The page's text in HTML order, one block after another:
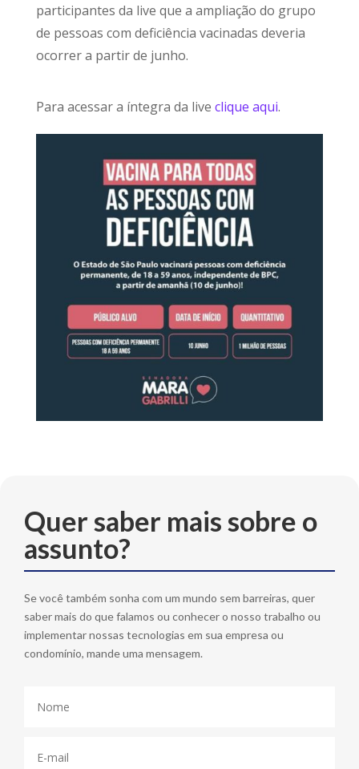
participantes da live que a ampliação do grupo
de pessoas com deficiência vacinadas deveria
ocorrer a partir de junho.
Para acessar a íntegra da live clique aqui.
Quer saber mais sobre o
assunto?
Se você também sonha com um mundo sem barreiras, quer
saber mais do que falamos ou conhecer o nosso trabalho ou
implementar nossas tecnologias em sua empresa ou
condomínio, mande uma mensagem.